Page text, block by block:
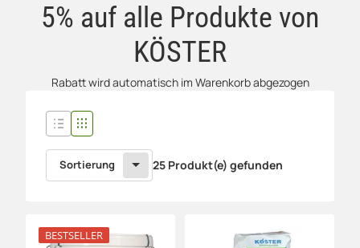
5% auf alle Produkte von
KÖSTER
Rabatt wird automatisch im Warenkorb abgezogen
Sortierung 25 Produkt(e) gefunden
BESTSELLER